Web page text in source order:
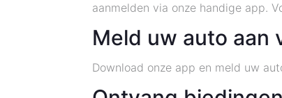
aanmelden via onze handige app.
Meld uw auto aan
Download onze app en meld uw